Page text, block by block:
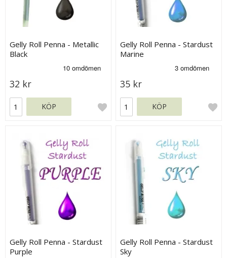
Gelly Roll Penna - Metallic
Black
32 kr
KÖP
Gelly Roll Penna - Stardust
Marine
35 kr
KÖP
Gelly Roll Penna - Stardust
Purple
Gelly Roll Penna - Stardust
Sky